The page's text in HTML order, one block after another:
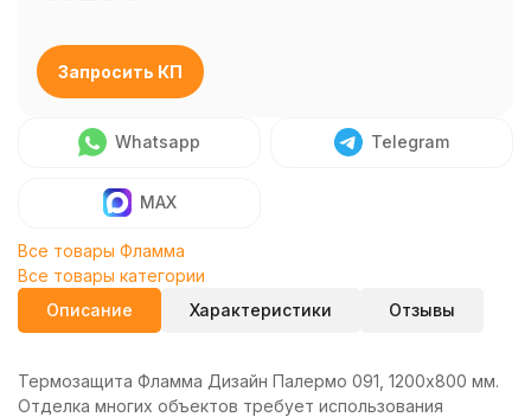
Запросить КП
Whatsapp Telegram
MAX
Все товары Фламма
Все товары категории
Описание
Характеристики Отзывы
Термозащита Фламма Дизайн Палермо 091, 1200х800 мм.
Отделка многих объектов требует использования